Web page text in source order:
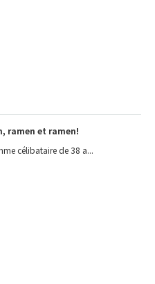
ramen et ramen!
célibataire de 38 a...